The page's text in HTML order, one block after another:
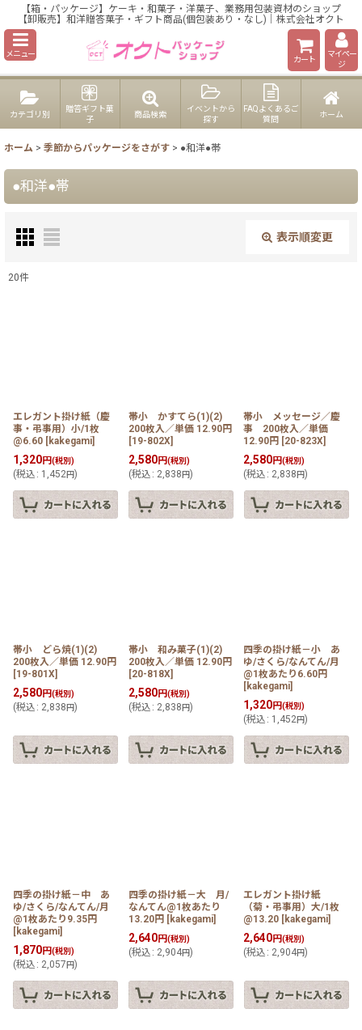
【箱・パッケージ】ケーキ・和菓子・洋菓子、業務用包装資材のショップ
【卸販売】和洋贈答菓子・ギフト商品(個包装あり・なし)｜株式会社オクト
メニュー
カート
マイペー
ジ
カテゴリ別
贈答ギフト菓
子
商品検索
イベントから
探す
FAQよくあるご
質問
ホーム
ホーム > 季節からパッケージをさがす > ●和洋●帯
●和洋●帯
表示順変更
絞り込む
20件
エレガント掛け紙（慶
事・弔事用）小/1枚
@6.60 [kakegami]
1,320円(税別)
(税込 : 1,452円)
帯小 かすてら(1)(2)
200枚入／単価 12.90円
[19-802X]
2,580円(税別)
(税込 : 2,838 円)
帯小 メッセージ／慶
事 200枚入／単価
12.90円 [20-823X]
2,580円(税別)
(税込 : 2,838円)
帯小 どら焼(1)(2)
200枚入／単価 12.90円
[19-801X]
2,580円(税別)
(税込 : 2,838 円)
帯小 和み菓子(1)(2)
200枚入／単価 12.90円
[20-818X]
2,580円(税別)
(税込 : 2,838 円)
四季の掛け紙－小 あ
ゆ/さくら/なんてん/月
@1枚あたり6.60円
[kakegami]
1,320円(税別)
(税込 : 1,452円)
四季の掛け紙－中 あ
ゆ/さくら/なんてん/月
@1枚あたり9.35円
[kakegami]
1,870円(税別)
(税込 : 2,057 円)
四季の掛け紙－大 月/
なんてん@1枚あたり
13.20円 [kakegami]
2,640円(税別)
(税込 : 2,904円)
エレガント掛け紙
（菊・弔事用）大/1枚
@13.20 [kakegami]
2,640円(税別)
(税込 : 2,904円)